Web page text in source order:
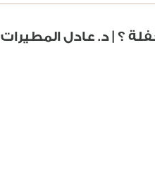
؟ | د. عادل المطيرات